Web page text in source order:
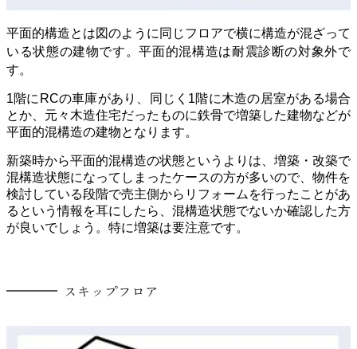
平面的構造とは図のように同じフロアで横に構造が混ざって
いる状態の建物です。平面的混構造は耐震診断の対象外で
す。
1階にRCの車庫があり、同じく1階に木造の居室がある場合
とか、元々木造住宅だったものに鉄骨で増築した建物などが
平面的混構造の建物となります。
新築時から平面的混構造の状態というよりは、増築・改築で
混構造状態になってしまったケースの方が多いので、物件を
検討している段階で売主側からリフォームを行ったことがあ
るという情報を耳にしたら、混構造状態でないか確認した方
が良いでしょう。 特に増築は要注意です。
スキップフロア